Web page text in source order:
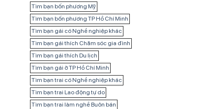
Tìm bạn bốn phương Mỹ
Tìm bạn bốn phương TP Hồ Chí Minh
Tìm bạn gái có Nghề nghiệp khác
Tìm bạn gái thích Chăm sóc gia đình
Tìm bạn gái thích Du lịch
Tìm bạn gái ở TP Hồ Chí Minh
Tìm bạn trai có Nghề nghiệp khác
Tìm bạn trai Lao động tự do
Tìm bạn trai làm nghề Buôn bán